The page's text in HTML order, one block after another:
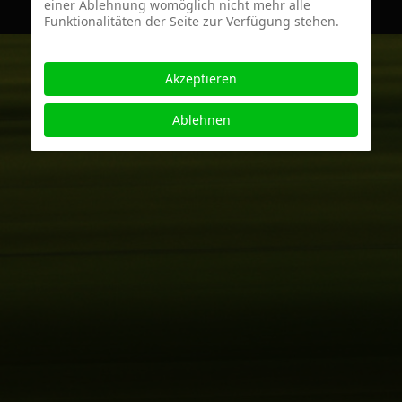
einer Ablehnung womöglich nicht mehr alle
Funktionalitäten der Seite zur Verfügung stehen.
Akzeptieren
Ablehnen